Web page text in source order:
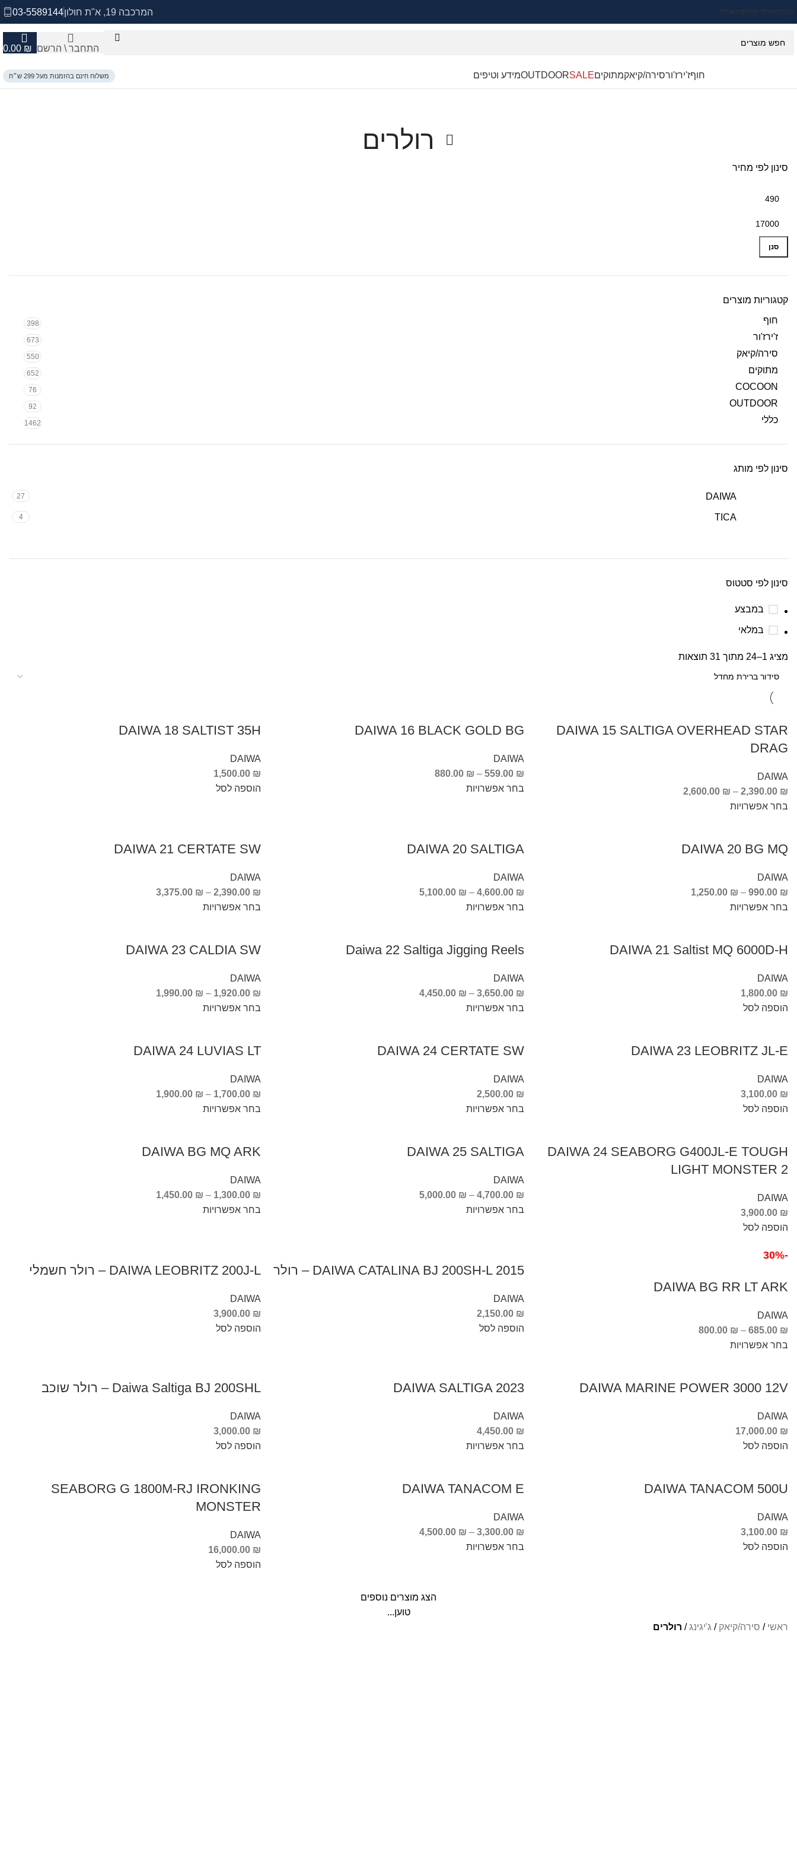
תקנוןהחזרות והחלפותאודות המרכבה 19, א"ת חולון 03-5589144
התחבר \ הרשם 0.00 ₪
חוףז'ירז'ורסירה/קיאקמתוקיםSALE
OUTDOORמידע וטיפים משלוח חינם בהזמנות מעל 299 ש״ח
רולרים
סינון לפי מחיר
סנן
קטגוריות מוצרים
חוף
398
ז'ירז'ור 673
סירה/קיאק 550
מתוקים 652
COCOON
76
OUTDOOR
92
כללי 1462
סינון לפי מותג
DAIWA
27
TICA
4
סינון לפי סטטוס
במבצע
במלאי
מציג 1–24 מתוך 31 תוצאות
DAIWA 15 SALTIGA OVERHEAD STAR
DRAG
DAIWA
2,390.00 ₪
–
2,600.00 ₪
בחר אפשרויות
DAIWA 16 BLACK GOLD BG
DAIWA
559.00 ₪
–
880.00 ₪
בחר אפשרויות
DAIWA 18 SALTIST 35H
DAIWA
1,500.00 ₪
הוספה לסל
DAIWA 20 BG MQ
DAIWA
990.00 ₪
–
1,250.00 ₪
בחר אפשרויות
DAIWA 20 SALTIGA
DAIWA
4,600.00 ₪
–
5,100.00 ₪
בחר אפשרויות
DAIWA 21 CERTATE SW
DAIWA
2,390.00 ₪
–
3,375.00 ₪
בחר אפשרויות
DAIWA 21 Saltist MQ 6000D-H
DAIWA
1,800.00 ₪
הוספה לסל
Daiwa 22 Saltiga Jigging Reels
DAIWA
3,650.00 ₪
–
4,450.00 ₪
בחר אפשרויות
DAIWA 23 CALDIA SW
DAIWA
1,920.00 ₪
–
1,990.00 ₪
בחר אפשרויות
DAIWA 23 LEOBRITZ JL-E
DAIWA
3,100.00 ₪
הוספה לסל
DAIWA 24 CERTATE SW
DAIWA
2,500.00 ₪
בחר אפשרויות
DAIWA 24 LUVIAS LT
DAIWA
1,700.00 ₪
–
1,900.00 ₪
בחר אפשרויות
DAIWA 24 SEABORG G400JL-E TOUGH
LIGHT MONSTER 2
DAIWA
3,900.00 ₪
הוספה לסל
DAIWA 25 SALTIGA
DAIWA
4,700.00 ₪
–
5,000.00 ₪
בחר אפשרויות
DAIWA BG MQ ARK
DAIWA
1,300.00 ₪
–
1,450.00 ₪
בחר אפשרויות
-30%
DAIWA BG RR LT ARK
DAIWA
685.00 ₪
–
800.00 ₪
בחר אפשרויות
DAIWA CATALINA BJ 200SH-L 2015 – רולר
DAIWA
2,150.00 ₪
הוספה לסל
DAIWA LEOBRITZ 200J-L – רולר חשמלי
DAIWA
3,900.00 ₪
הוספה לסל
DAIWA MARINE POWER 3000 12V
DAIWA
17,000.00 ₪
הוספה לסל
DAIWA SALTIGA 2023
DAIWA
4,450.00 ₪
בחר אפשרויות
Daiwa Saltiga BJ 200SHL – רולר שוכב
DAIWA
3,000.00 ₪
הוספה לסל
DAIWA TANACOM 500U
DAIWA
3,100.00 ₪
הוספה לסל
DAIWA TANACOM E
DAIWA
3,300.00 ₪
–
4,500.00 ₪
בחר אפשרויות
SEABORG G 1800M-RJ IRONKING
MONSTER
DAIWA
16,000.00 ₪
הוספה לסל
הצג מוצרים נוספים
טוען...
ראשי / סירה/קיאק / ג'יגינג/ רולרים